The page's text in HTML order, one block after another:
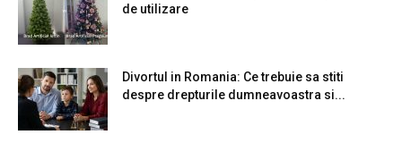
de utilizare
Divortul in Romania: Ce trebuie sa stiti
despre drepturile dumneavoastra si...